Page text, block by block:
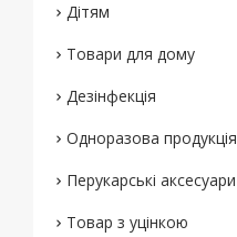
Дітям
Товари для дому
Дезінфекція
Одноразова продукція
Перукарські аксесуари
Товар з уцінкою